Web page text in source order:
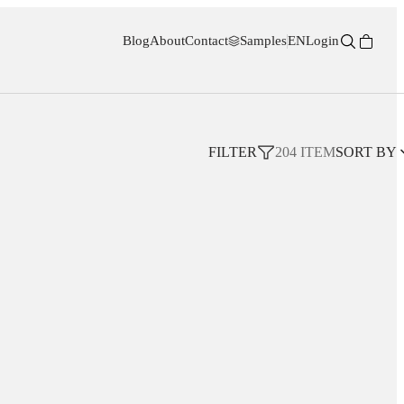
BlogAboutContact SamplesENLogin
FILTER 204 ITEMSORT BY